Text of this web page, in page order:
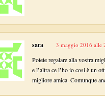
sara 3 maggio 2016 alle
Potete regalare alla vostra
e l’altra ce l’ho io cosi è un
migliore amica. Comunque